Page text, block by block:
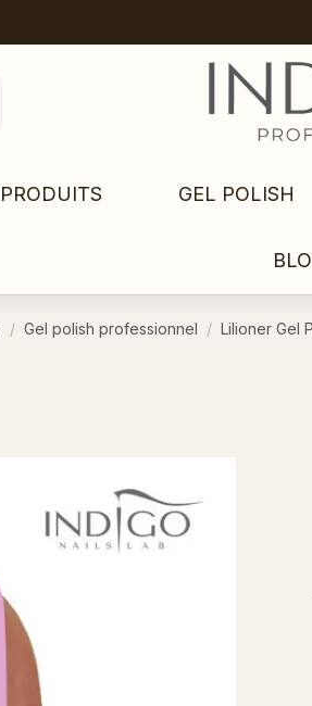
PRODUITS GEL POLISH
Gel polish professionnel Lilioner Gel